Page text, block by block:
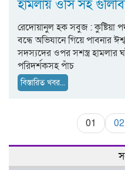
হামলায় ওসি সহ
রেদোয়ানুল হক সবুজ : কুষ্টিয়া
বন্ধে অভিযানে গিয়ে পাবনার
সদস্যদের ওপর সশস্ত্র হামলার
পরিদর্শকসহ পাঁচ
বিস্তারিত খবর...
01 02